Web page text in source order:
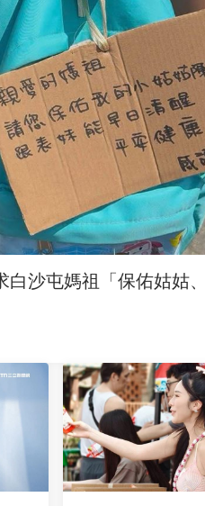
白沙屯媽祖「保佑姑姑